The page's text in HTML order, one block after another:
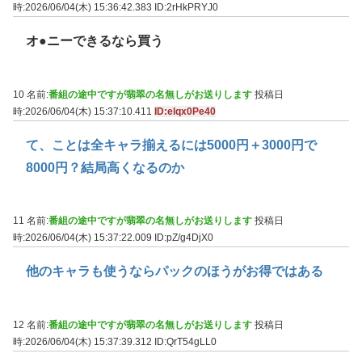
時:2026/06/04(木) 15:36:42.383 ID:2rHkPRYJ0
オ●ニーできるなら買う
10 名前:番組の途中ですが翡翠の名無しがお送りします 投稿日
時:2026/06/04(木) 15:37:10.411 ID:elqx0Pe40
て、ことは全キャラ揃えるには5000円＋3000円で
8000円？結局高くなるのか
11 名前:番組の途中ですが翡翠の名無しがお送りします 投稿日
時:2026/06/04(木) 15:37:22.009
ID:pZ/g4DjX0
他のキャラも使うならパックのほうがお得ではある
12 名前:番組の途中ですが翡翠の名無しがお送りします 投稿日
時:2026/06/04(木) 15:37:39.312 ID:QrT54gLL0